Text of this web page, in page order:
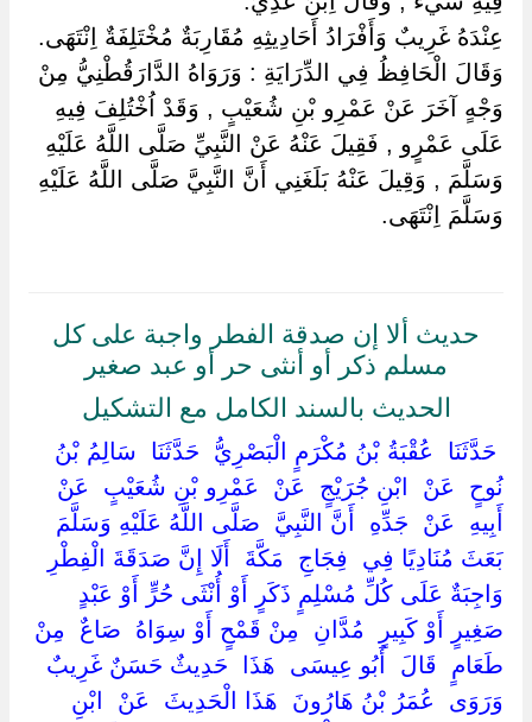
عِنْدَهُ غَرِيبٌ وَأَفْرَادُ أَحَادِيثِهِ مُقَارِبَةٌ مُخْتَلِفَةٌ اِنْتَهَى.
وَقَالَ الْحَافِظُ فِي الدِّرَايَةِ : وَرَوَاهُ الدَّارَقُطْنِيُّ مِنْ
وَجْهٍ آخَرَ عَنْ عَمْرِو بْنِ شُعَيْبٍ , وَقَدْ اُخْتُلِفَ فِيهِ
عَلَى عَمْرٍو , فَقِيلَ عَنْهُ عَنْ النَّبِيِّ صَلَّى اللَّهُ عَلَيْهِ
وَسَلَّمَ , وَقِيلَ عَنْهُ بَلَغَنِي أَنَّ النَّبِيَّ صَلَّى اللَّهُ عَلَيْهِ
وَسَلَّمَ اِنْتَهَى.
حديث ألا إن صدقة الفطر واجبة على كل
مسلم ذكر أو أنثى حر أو عبد صغير
الحديث بالسند الكامل مع التشكيل
‏ ‏حَدَّثَنَا ‏ ‏عُقْبَةُ بْنُ مُكْرَمٍ الْبَصْرِيُّ ‏ ‏حَدَّثَنَا ‏ ‏سَالِمُ بْنُ
نُوحٍ ‏ ‏عَنْ ‏ ‏ابْنِ جُرَيْجٍ ‏ ‏عَنْ ‏ ‏عَمْرِو بْنِ شُعَيْبٍ ‏ ‏عَنْ ‏
‏أَبِيهِ ‏ ‏عَنْ ‏ ‏جَدِّهِ ‏ ‏أَنَّ النَّبِيَّ ‏ ‏صَلَّى اللَّهُ عَلَيْهِ وَسَلَّمَ ‏
‏بَعَثَ مُنَادِيًا فِي ‏ ‏فِجَاجِ ‏ ‏مَكَّةَ ‏ ‏أَلَا إِنَّ صَدَقَةَ الْفِطْرِ
وَاجِبَةٌ عَلَى كُلِّ مُسْلِمٍ ذَكَرٍ أَوْ أُنْثَى حُرٍّ أَوْ عَبْدٍ
صَغِيرٍ أَوْ كَبِيرٍ ‏ ‏مُدَّانِ ‏ ‏مِنْ قَمْحٍ أَوْ سِوَاهُ ‏ ‏صَاعٌ ‏ ‏مِنْ
طَعَامٍ ‏ ‏قَالَ ‏ ‏أَبُو عِيسَى ‏ ‏هَذَا ‏ ‏حَدِيثٌ حَسَنٌ غَرِيبٌ ‏
‏وَرَوَى ‏ ‏عُمَرُ بْنُ هَارُونَ ‏ ‏هَذَا الْحَدِيثَ ‏ ‏عَنْ ‏ ‏ابْنِ